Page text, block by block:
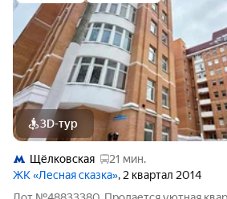
3D-тур
Щёлковская
21 мин.
ЖК «Лесная сказка», 2 квартал 2014